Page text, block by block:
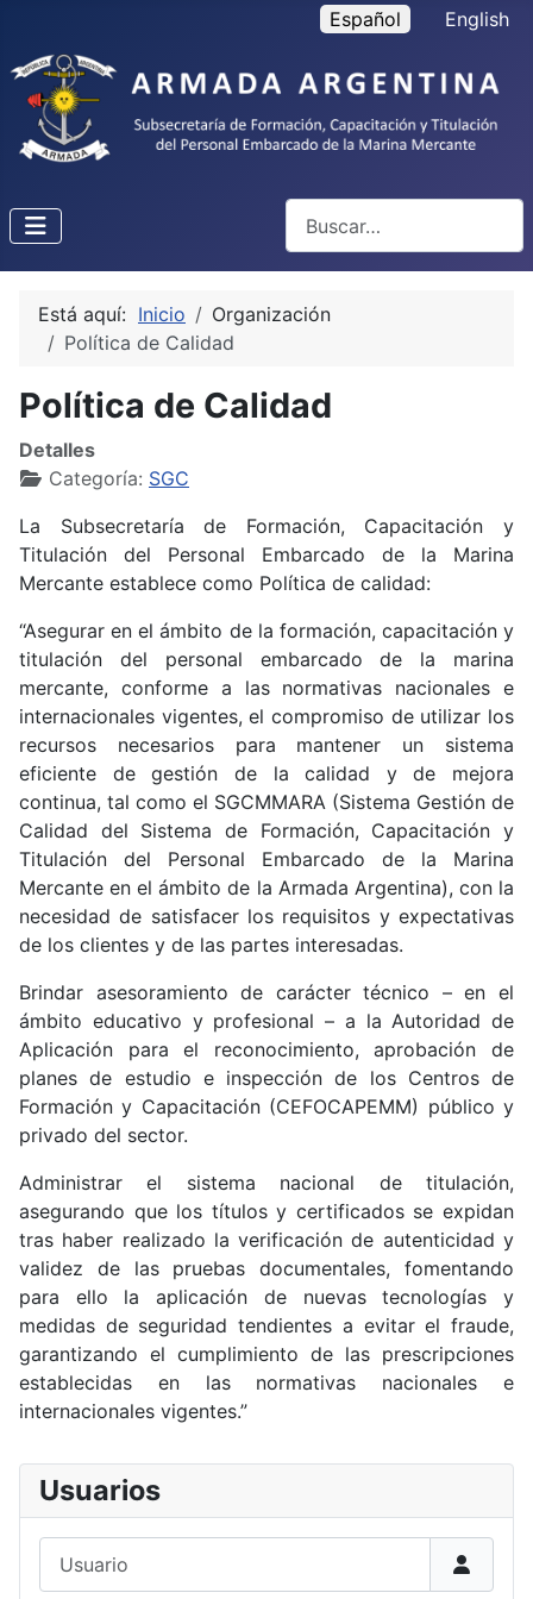
Español English
Está aquí: Inicio
Organización
Política de Calidad
Política de Calidad
Detalles
Categoría: SGC
La Subsecretaría de Formación, Capacitación y
Titulación del Personal Embarcado de la Marina
Mercante establece como Política de calidad:
“Asegurar en el ámbito de la formación, capacitación y
titulación del personal embarcado de la marina
mercante, conforme a las normativas nacionales e
internacionales vigentes, el compromiso de utilizar los
recursos necesarios para mantener un sistema
eficiente de gestión de la calidad y de mejora
continua, tal como el SGCMMARA (Sistema Gestión de
Calidad del Sistema de Formación, Capacitación y
Titulación del Personal Embarcado de la Marina
Mercante en el ámbito de la Armada Argentina), con la
necesidad de satisfacer los requisitos y expectativas
de los clientes y de las partes interesadas.
Brindar asesoramiento de carácter técnico – en el
ámbito educativo y profesional – a la Autoridad de
Aplicación para el reconocimiento, aprobación de
planes de estudio e inspección de los Centros de
Formación y Capacitación (CEFOCAPEMM) público y
privado del sector.
Administrar el sistema nacional de titulación,
asegurando que los títulos y certificados se expidan
tras haber realizado la verificación de autenticidad y
validez de las pruebas documentales, fomentando
para ello la aplicación de nuevas tecnologías y
medidas de seguridad tendientes a evitar el fraude,
garantizando el cumplimiento de las prescripciones
establecidas en las normativas nacionales e
internacionales vigentes.”
Usuarios